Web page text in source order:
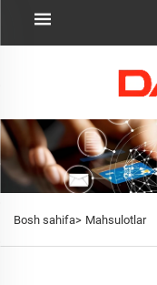
Bosh sahifa> Mahsulotlar